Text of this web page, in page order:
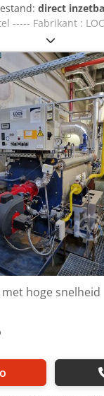
direct
----- Fabrikant :
ca. :
: 13
Waterinhoud bij
1.365 l Bouwjaar :
met Weishaupt
en fijne
hoge snelheid